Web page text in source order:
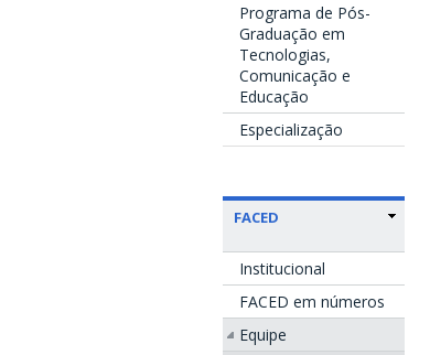
Programa de Pós-
Graduação em
Tecnologias,
Comunicação e
Educação
Especialização
FACED
Institucional
FACED em números
Equipe